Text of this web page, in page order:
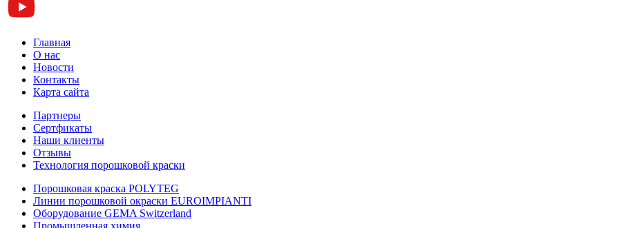
Главная
О нас
Новости
Контакты
Карта сайта
Партнеры
Сертфикаты
Наши клиенты
Отзывы
Технология порошковой краски
Порошковая краска POLYTEG
Линии порошковой окраски EUROIMPIANTI
Оборудование GEMA Switzerland
Промышленная химия